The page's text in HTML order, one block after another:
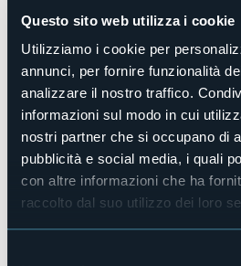
Questo sito web utilizza i cookie
Utilizziamo i cookie per
annunci, per fornire funzionalità
analizzare il nostro traffico.
informazioni sul modo in cui
nostri partner che si occupano di
pubblicità e social media, i quali
con altre informazioni che ha
raccolto dal suo utilizzo dei loro
Giornata di festa e di scambio di
del Trail Mottarone Xmas Edition, la
animazioni a tema con Babbo
II° edizione della sfida dei risotti,
festeggiamenti di Oltrefiume e il
seguire lapanettonata e pandorata
attesa di altre informazioni)
Accesso libero e gratuito alle
In caso di maltempo la
Credito: Foto di Laura Caligiuri